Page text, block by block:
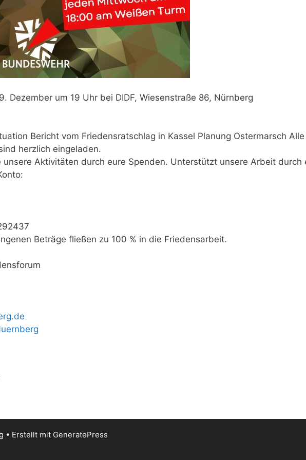
Dezember um 19 Uhr bei DIDF, Wiesenstraße 86, Nürnberg
Bericht vom Friedensratschlag in Kassel Planung Ostermarsch Alle
herzlich eingeladen.
unsere Aktivitäten durch eure Spenden. Unterstützt unsere Arbeit durch
Beträge fließen zu 100 % in die Friedensarbeit.
• Erstellt mit GeneratePress